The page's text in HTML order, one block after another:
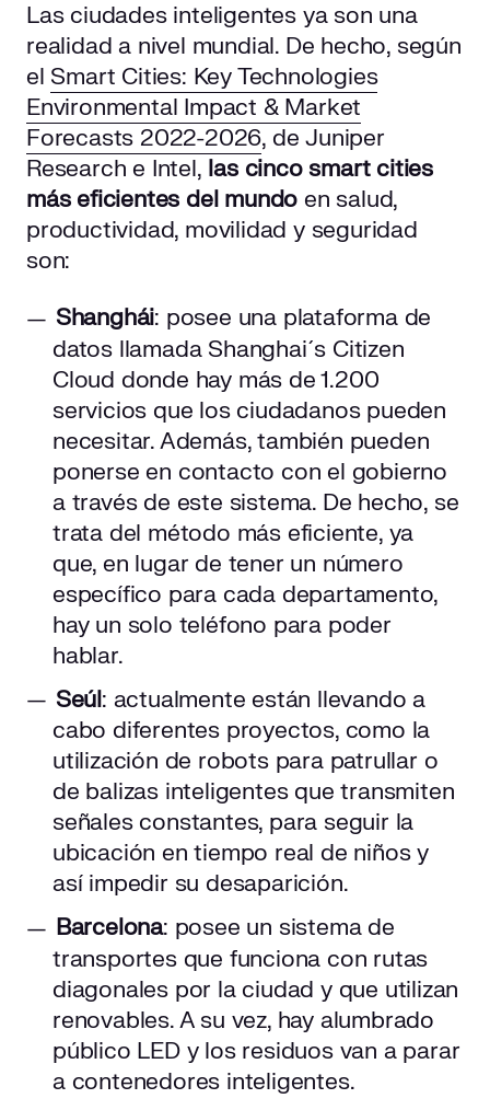
Las ciudades inteligentes ya son una
realidad a nivel mundial. De hecho, según
el Smart Cities: Key Technologies
Environmental Impact & Market
Forecasts 2022-2026, de Juniper
Research e Intel, las cinco smart cities
más eficientes del mundo en salud,
productividad, movilidad y seguridad
son:
Shanghái: posee una plataforma de
datos llamada Shanghai´s Citizen
Cloud donde hay más de 1.200
servicios que los ciudadanos pueden
necesitar. Además, también pueden
ponerse en contacto con el gobierno
a través de este sistema. De hecho, se
trata del método más eficiente, ya
que, en lugar de tener un número
específico para cada departamento,
hay un solo teléfono para poder
hablar.
Seúl: actualmente están llevando a
cabo diferentes proyectos, como la
utilización de robots para patrullar o
de balizas inteligentes que transmiten
señales constantes, para seguir la
ubicación en tiempo real de niños y
así impedir su desaparición.
Barcelona: posee un sistema de
transportes que funciona con rutas
diagonales por la ciudad y que utilizan
renovables. A su vez, hay alumbrado
público LED y los residuos van a parar
a contenedores inteligentes.